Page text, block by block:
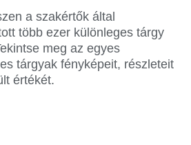
a szakértők által
több ezer különleges tárgy
meg az egyes
tárgyak fényképeit, részleteit
értékét.